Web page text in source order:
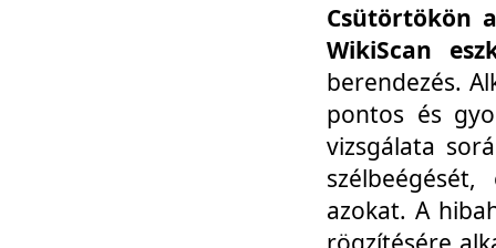
Csütörtökön
WikiScan
berendezés.
pontos és
vizsgálata
azokat. A